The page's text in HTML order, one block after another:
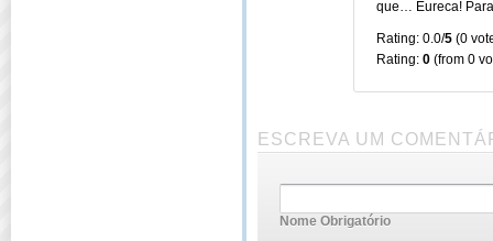
que… Eureca!
Rating: 0.0/5(0
Rating: 0(from 0
ESCREVA UM
Nome Obrigatório